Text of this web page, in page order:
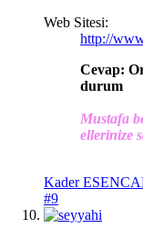
Web Sitesi:
http://
Cevap:
durum
Mustafa
ellerinize
Kader
#9